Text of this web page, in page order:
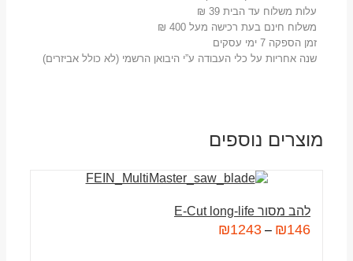
עלות משלוח עד הבית 39 ₪
משלוח חינם בעת רכישה מעל 400 ₪
זמן הספקה 7 ימי עסקים
שנה אחריות על כלי העבודה ע”י היבואן הרשמי (לא כולל אביזרים)
מוצרים נוספים
להב מסור E-Cut long-life
₪146
–
₪1243